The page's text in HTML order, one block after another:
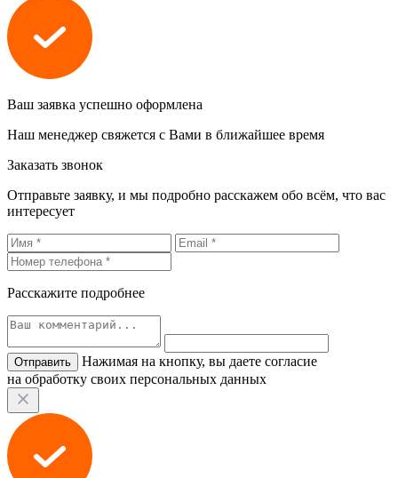
Ваш заявка успешно оформлена
Наш менеджер свяжется с Вами в ближайшее время
Заказать звонок
Отправьте заявку, и мы подробно расскажем обо всём, что вас
интересует
Расскажите подробнее
Нажимая на кнопку, вы даете согласие
на обработку своих персональных данных